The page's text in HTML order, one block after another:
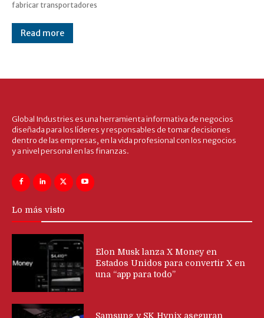
fabricar transportadores
Read more
Global Industries es una herramienta informativa de negocios
diseñada para los líderes y responsables de tomar decisiones
dentro de las empresas, en la vida profesional con los negocios
y a nivel personal en las finanzas.
Lo más visto
Elon Musk lanza X Money en
Estados Unidos para convertir X en
una “app para todo”
Samsung y SK Hynix aseguran